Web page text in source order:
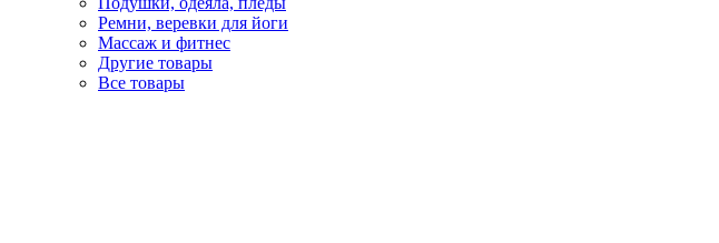
Ремни, веревки для йоги
Массаж и фитнес
Другие товары
Все товары